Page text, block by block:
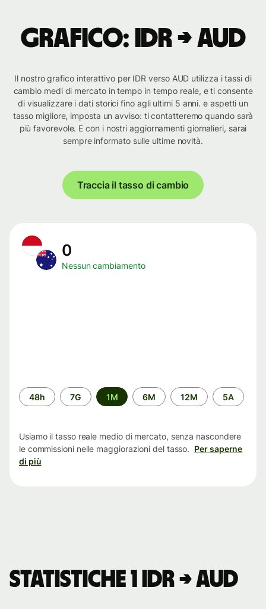
Grafico: IDR → AUD
Il nostro grafico interattivo per IDR verso AUD utilizza i tassi di
cambio medi di mercato in tempo in tempo reale, e ti consente
di visualizzare i dati storici fino agli ultimi 5 anni. e aspetti un
tasso migliore, imposta un avviso: ti contatteremo quando sarà
più favorevole. E con i nostri aggiornamenti giornalieri, sarai
sempre informato sulle ultime novità.
Traccia il tasso di cambio
0
Nessun cambiamento
Periodo
di
48h 7G 1M 6M 12M 5A
Usiamo il tasso reale medio di mercato, senza nascondere
le commissioni nelle maggiorazioni del tasso. Per saperne
di più
Statistiche 1 IDR → AUD